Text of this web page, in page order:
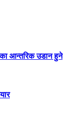
आन्तरिक उडान हुने